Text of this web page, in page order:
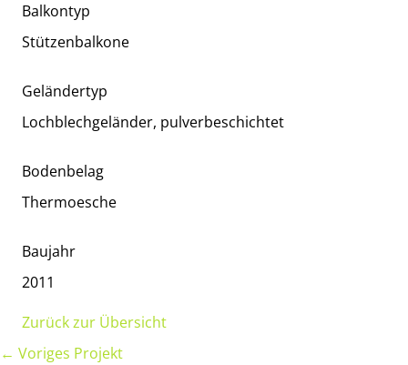
Balkontyp
Stützenbalkone
Geländertyp
Lochblechgeländer, pulverbeschichtet
Bodenbelag
Thermoesche
Baujahr
2011
Zurück zur Übersicht
← Voriges Projekt